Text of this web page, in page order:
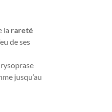
la rareté
de ses
jusqu’au